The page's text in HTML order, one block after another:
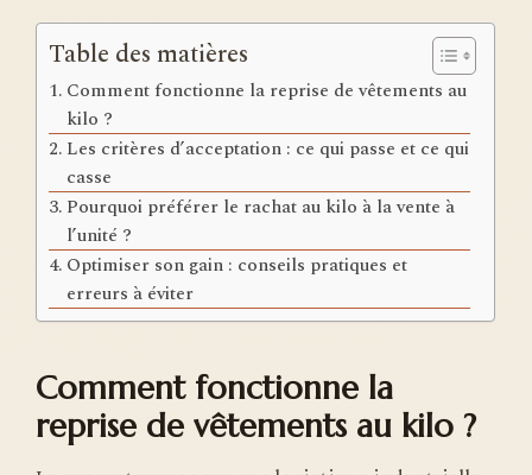
Table des matières
Comment fonctionne la reprise de vêtements au
kilo ?
Les critères d’acceptation : ce qui passe et ce qui
casse
Pourquoi préférer le rachat au kilo à la vente à
l’unité ?
Optimiser son gain : conseils pratiques et
erreurs à éviter
Comment fonctionne la
reprise de vêtements au kilo ?